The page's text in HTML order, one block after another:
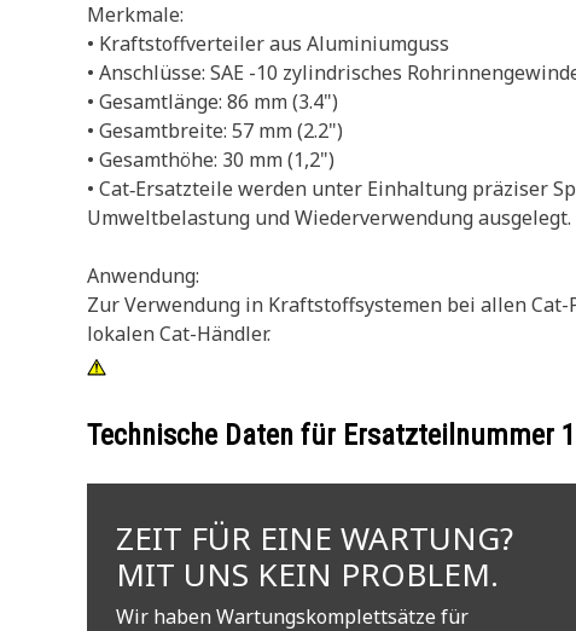
Merkmale:
• Kraftstoffverteiler aus Aluminiumguss
• Anschlüsse: SAE -10 zylindrisches
• Gesamtlänge: 86 mm (3.4")
• Gesamtbreite: 57 mm (2.2")
• Gesamthöhe: 30 mm (1,2")
• Cat‑Ersatzteile werden unter Einhaltung präziser
Umweltbelastung und Wiederverwendung ausgelegt.
Anwendung:
Zur Verwendung in Kraftstoffsystemen bei allen
lokalen Cat-Händler.
Technische Daten für Ersatzteilnummer
ZEIT FÜR EINE WARTUNG?
MIT UNS KEIN PROBLEM.
Wir haben Wartungskomplettsätze für